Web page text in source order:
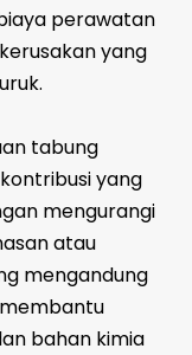
perawatan
yang
tabung
yang
mengurangi
atau
mengandung
bahan kimia